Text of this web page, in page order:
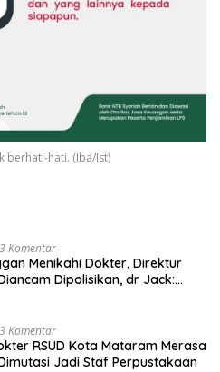
berhati-hati. (Iba/Ist)
3 Komentar
Menikahi Dokter, Direktur
Dipolisikan, dr Jack:
3 Komentar
RSUD Kota Mataram Merasa
Jadi Staf Perpustakaan